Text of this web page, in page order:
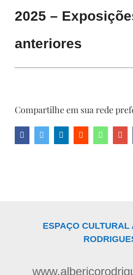
2025 –
anteriores
Compartilhe em sua rede
FacebookTwitter LinkedInReddit Whatsapp
ESPAÇO CULTURAL